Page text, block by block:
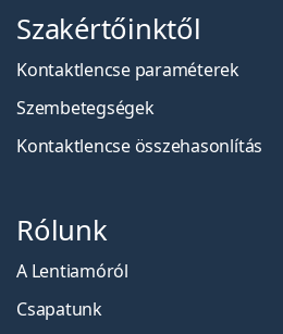
Szakértőinktől
Kontaktlencse paraméterek
Szembetegségek
Kontaktlencse összehasonlítás
Rólunk
A Lentiamóról
Csapatunk